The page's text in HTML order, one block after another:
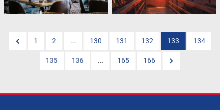
1 2 ... 130 131 132 133 134
135 136 ... 165 166